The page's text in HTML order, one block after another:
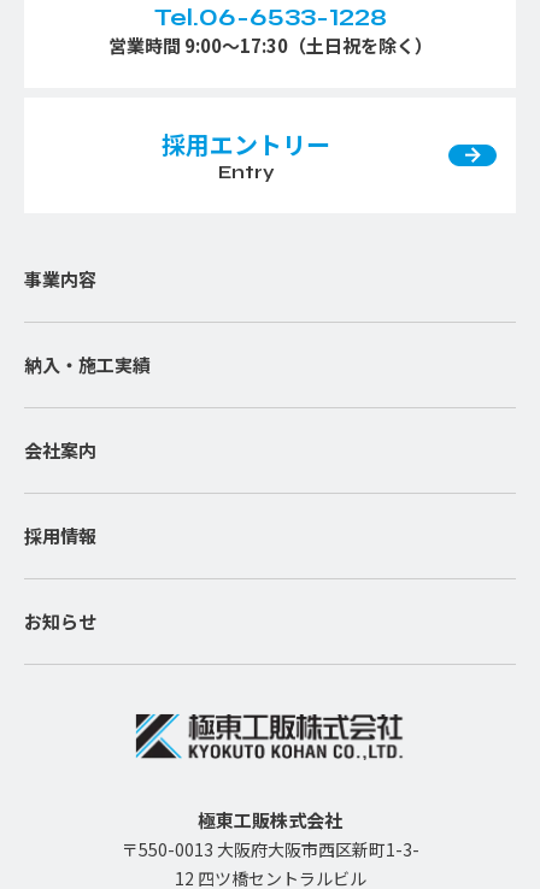
Tel.06-6533-1228
営業時間 9:00〜17:30（土日祝を除く）
採用エントリー
Entry
事業内容
納入・施工実績
会社案内
採用情報
お知らせ
極東工販株式会社
〒550-0013 大阪府大阪市西区新町1-3-
12 四ツ橋セントラルビル